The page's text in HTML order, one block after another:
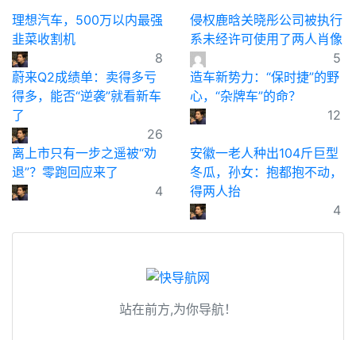
理想汽车，500万以内最强
韭菜收割机
8
侵权鹿晗关晓彤公司被执行
系未经许可使用了两人肖像
5
蔚来Q2成绩单：卖得多亏
得多，能否“逆袭”就看新车
了
26
造车新势力：“保时捷”的野
心，“杂牌车”的命？
12
离上市只有一步之遥被“劝
退”？零跑回应来了
4
安徽一老人种出104斤巨型
冬瓜，孙女：抱都抱不动，
得两人抬
4
站在前方,为你导航！